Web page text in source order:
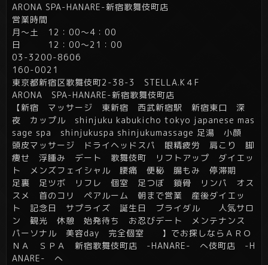
ARONA SPA-HANARE-新宿歌舞伎町店
営業時間
月～土 12：00～4：00
日 12：00～21：00
03-3200-8606
160-0021
東京都新宿区歌舞伎町2-38-3 STELLA.K４F
ARONA SPA-HANARE-新宿歌舞伎町店
【新宿 マッサージ 東新宿 西武新宿駅 新宿東口 深
夜 カップル shinjuku kabukicho tokyo japanese mas
sage spa shinjukuspa shinjukumassage 足湯 小顔
頭皮マッサージ ドライヘッドスパ 眼精疲労 肩こり 脚
痩せ 浮腫み デート 歌舞伎町 リフトアップ ダイエッ
ト メンズフェイシャル 腰痛 便秘 腸もみ 停滞期
足裏 足ツボ リフレ 個室 足つぼ 鎖骨 リンパ オス
スメ 首のコリ ペアルーム 朝まで営業 産後ダイエッ
ト 記念日 サプライズ 誕生日 ブライダル 人気サロ
ン 観光 休憩 始発待ち お忍びデート メンテナンス
パーソナル 美容day 完全個室 】でお探しならＡＲＯ
ＮＡ ＳＰＡ 新宿歌舞伎町店 -HANARE- へ伎町店 -H
ANARE- へ